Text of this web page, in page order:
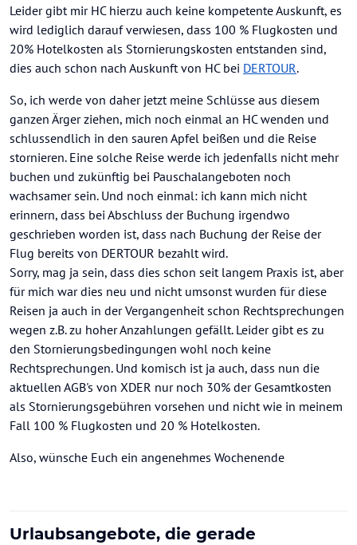
Leider gibt mir HC hierzu auch keine kompetente Auskunft, es
wird lediglich darauf verwiesen, dass 100 % Flugkosten und
20% Hotelkosten als Stornierungskosten entstanden sind,
dies auch schon nach Auskunft von HC bei DERTOUR.
So, ich werde von daher jetzt meine Schlüsse aus diesem
ganzen Ärger ziehen, mich noch einmal an HC wenden und
schlussendlich in den sauren Apfel beißen und die Reise
stornieren. Eine solche Reise werde ich jedenfalls nicht mehr
buchen und zukünftig bei Pauschalangeboten noch
wachsamer sein. Und noch einmal: ich kann mich nicht
erinnern, dass bei Abschluss der Buchung irgendwo
geschrieben worden ist, dass nach Buchung der Reise der
Flug bereits von DERTOUR bezahlt wird.
Sorry, mag ja sein, dass dies schon seit langem Praxis ist, aber
für mich war dies neu und nicht umsonst wurden für diese
Reisen ja auch in der Vergangenheit schon Rechtsprechungen
wegen z.B. zu hoher Anzahlungen gefällt. Leider gibt es zu
den Stornierungsbedingungen wohl noch keine
Rechtsprechungen. Und komisch ist ja auch, dass nun die
aktuellen AGB's von XDER nur noch 30% der Gesamtkosten
als Stornierungsgebühren vorsehen und nicht wie in meinem
Fall 100 % Flugkosten und 20 % Hotelkosten.
Also, wünsche Euch ein angenehmes Wochenende